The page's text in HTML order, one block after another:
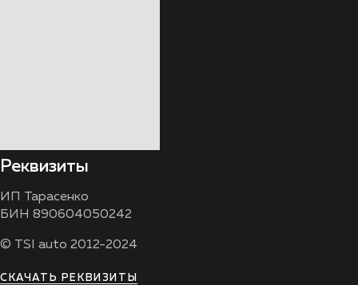
Реквизиты
ИП Тарасенко
БИН 890604050242
© TSI auto 2012-2024
СКАЧАТЬ РЕКВИЗИТЫ